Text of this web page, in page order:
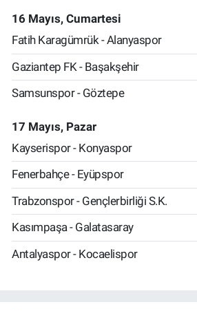
16 Mayıs, Cumartesi
Fatih Karagümrük - Alanyaspor
Gaziantep FK - Başakşehir
Samsunspor - Göztepe
17 Mayıs, Pazar
Kayserispor - Konyaspor
Fenerbahçe - Eyüpspor
Trabzonspor - Gençlerbirliği S.K.
Kasımpaşa - Galatasaray
Antalyaspor - Kocaelispor